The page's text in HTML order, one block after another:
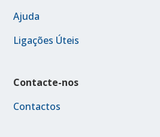
Ajuda
Ligações Úteis
Contacte-nos
Contactos